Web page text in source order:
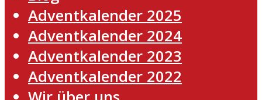
Adventkalender 2025
Adventkalender 2024
Adventkalender 2023
Adventkalender 2022